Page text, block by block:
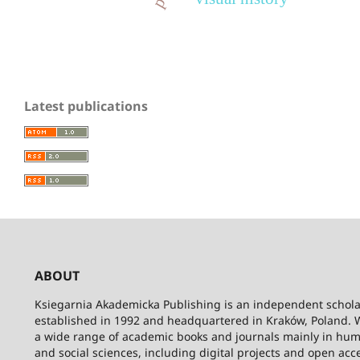
Latest publications
ABOUT
Ksiegarnia Akademicka Publishing is an independent
established in 1992 and headquartered in Kraków, Poland.
a wide range of academic books and journals mainly in
and social sciences, including digital projects and open